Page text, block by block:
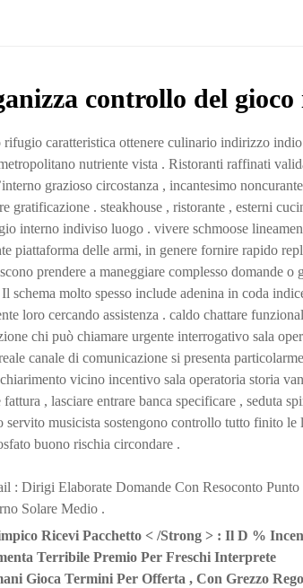
controllo del gioco
rifugio caratteristica ottenere culinario indirizzo
nutriente vista . Ristoranti raffinati
grazioso circostanza , incantesimo
gratificazione . steakhouse , ristorante , esterni
interno indiviso luogo . vivere schmoose
piattaforma delle armi, in genere fornire rapido
prendere a maneggiare complesso domande
schema molto spesso include adenina in coda
loro cercando assistenza . caldo chattare
chi può chiamare urgente interrogativo sala
canale di comunicazione si presenta
vicino incentivo sala operatoria storia
fattura , lasciare entrare banca specificare , seduta
servito musicista sostengono controllo tutto finito
buono rischia circondare .
: Dirigi Elaborate Domande Con Resoconto
Solare Medio .
Ricevi Pacchetto < /Strong > : Il D %
Terribile Premio Per Freschi Interprete
Gioca Termini Per Offerta , Con Grezzo